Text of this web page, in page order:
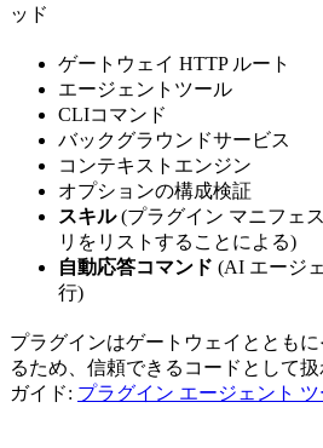
ッド
ゲートウェイ HTTP ルート
エージェントツール
CLIコマンド
バックグラウンドサービス
コンテキストエンジン
オプションの構成検証
スキル(プラグイン マニフェ
リをリストすることによる)
自動応答コマンド (AI エージ
行)
プラグインはゲートウェイとともに
るため、信頼できるコードとして
ガイド: プラグイン エージェント